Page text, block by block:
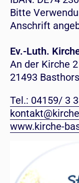
Bitte
Anschrift
Ev.-Luth.
An der Kirche 2
21493
Tel.: 04159/ 3
www.kirche-